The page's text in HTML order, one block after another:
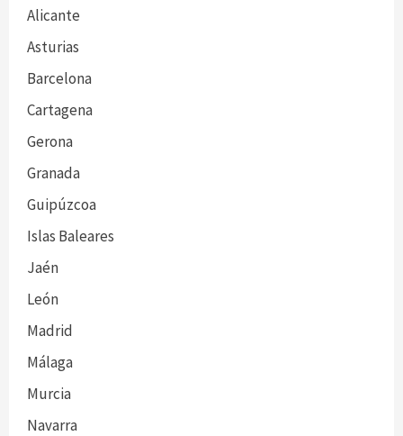
Alicante
Asturias
Barcelona
Cartagena
Gerona
Granada
Guipúzcoa
Islas Baleares
Jaén
León
Madrid
Málaga
Murcia
Navarra